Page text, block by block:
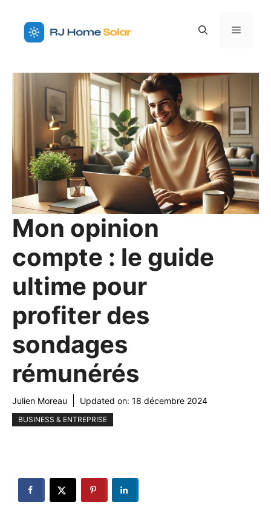
contenu
Menu
Mon opinion
compte : le guide
ultime pour
profiter des
sondages
rémunérés
Julien Moreau Updated on: 18 décembre 2024
BUSINESS & ENTREPRISE